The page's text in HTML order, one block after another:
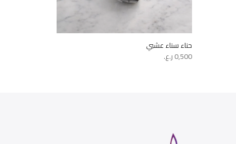
حناء سناء عشبي
0,500ر.ع.